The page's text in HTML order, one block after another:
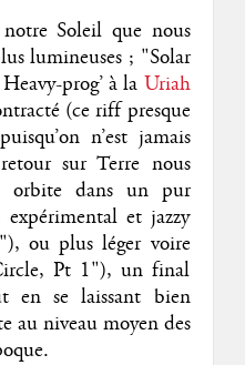
Soleil que nous
lumineuses ; "Solar
prog’ à la Uriah
(ce riff presque
n’est jamais
sur Terre nous
orbite dans un pur
expérimental et jazzy
ou plus léger voire
Pt 1"), un final
en se laissant bien
au niveau moyen des